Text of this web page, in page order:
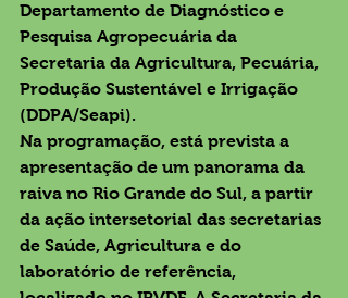
Departamento de Diagnóstico e
Pesquisa Agropecuária da
Secretaria da Agricultura, Pecuária,
Produção Sustentável e Irrigação
(DDPA/Seapi).
Na programação, está prevista a
apresentação de um panorama da
raiva no Rio Grande do Sul, a partir
da ação intersetorial das secretarias
de Saúde, Agricultura e do
laboratório de referência,